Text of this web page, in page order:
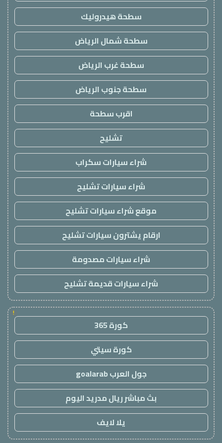
سطحة هيدروليك
سطحة شمال الرياض
سطحة غرب الرياض
سطحة جنوب الرياض
اقرب سطحة
تشليح
شراء سيارات سكراب
شراء سيارات تشليح
موقع شراء سيارات تشليح
ارقام يشترون سيارات تشليح
شراء سيارات مصدومة
شراء سيارات قديمة تشليح
!
كورة 365
كورة سيتي
جول العرب goalarab
بث مباشر ريال مدريد اليوم
يلا لايف